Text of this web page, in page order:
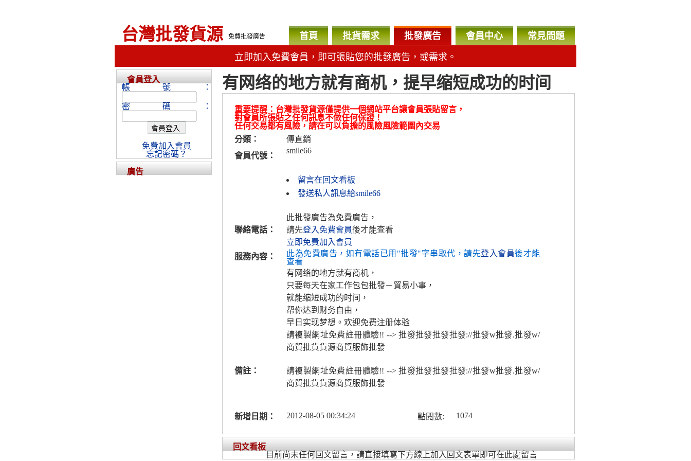
台灣批發貨源 免費批發廣告 首頁 批貨需求 批發廣告 會員中心 常見問題
立即加入免費會員，即可張貼您的批發廣告，或需求。
有网络的地方就有商机，提早缩短成功的时间
重要提醒：台灣批發貨源僅提供一個網站平台讓會員張貼留言，
對會員所張貼之任何訊息不做任何保證！
任何交易都有風險，請在可以負擔的風險風險範圍內交易
分類：
傳直銷
會員代號：
smile66
留言在回文看板
發送私人訊息給smile66
聯絡電話：
此批發廣告為免費廣告，
請先登入免費會員後才能查看
立即免費加入會員
服務內容：
此為免費廣告，如有電話已用"批發"字串取代，請先登入會員後才能
查看
有网络的地方就有商机，
只要每天在家工作包包批發－貿易小事，
就能缩短成功的时间，
帮你达到财务自由，
早日实现梦想。欢迎免费注册体验
請複製網址免費註冊體驗!! --> 批發批發批發批發://批發w批發.批發w/
商貿批貨貨源商貿服飾批發
備註：
請複製網址免費註冊體驗!! --> 批發批發批發批發://批發w批發.批發w/
商貿批貨貨源商貿服飾批發
新增日期： 2012-08-05 00:34:24 點閱數: 1074
回文看板
目前尚未任何回文留言，請直接填寫下方線上加入回文表單即可在此處留言
會員登入
帳號：
密碼：
免費加入會員
忘記密碼？
廣告